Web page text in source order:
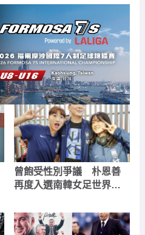
曾飽受性別爭議 朴恩善
再度入選南韓女足世界盃